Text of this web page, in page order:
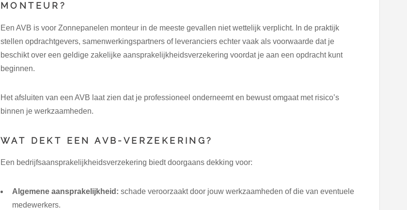
MONTEUR?
Een AVB is voor Zonnepanelen monteur in de meeste gevallen niet wettelijk verplicht. In de praktijk
stellen opdrachtgevers, samenwerkingspartners of leveranciers echter vaak als voorwaarde dat je
beschikt over een geldige zakelijke aansprakelijkheidsverzekering voordat je aan een opdracht kunt
beginnen.
Het afsluiten van een AVB laat zien dat je professioneel onderneemt en bewust omgaat met risico’s
binnen je werkzaamheden.
WAT DEKT EEN AVB-VERZEKERING?
Een bedrijfsaansprakelijkheidsverzekering biedt doorgaans dekking voor:
Algemene aansprakelijkheid: schade veroorzaakt door jouw werkzaamheden of die van eventuele
medewerkers.